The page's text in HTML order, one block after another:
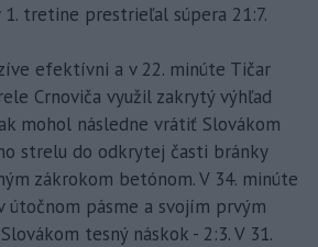
tretine prestrieľal súpera 21:7.
efektívni a v 22. minúte Tičar
Crnoviča využil zakrytý výhľad
mohol následne vrátiť Slovákom
strelu do odkrytej časti bránky
zákrokom betónom. V 34. minúte
útočnom pásme a svojím prvým
tesný náskok - 2:3. V 31.